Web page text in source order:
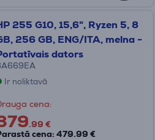
255 G10, 15,6", Ryzen 5, 8
256 GB, ENG/ITA, melna -
dators
Ir noliktavā
cena:
.99 €
cena: 479.99 €